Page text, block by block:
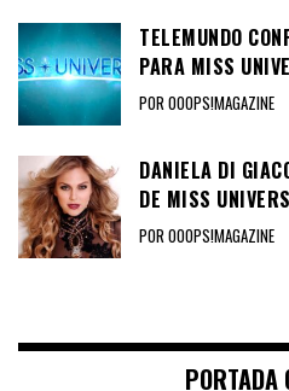
TELEMUNDO
PARA MISS
POR OOOPS!MAGAZINE
DANIELA DI
DE MISS
POR OOOPS!MAGAZINE
PORTADA